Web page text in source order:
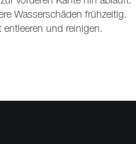
Wasserschäden frühzeitig.
entleeren und reinigen.